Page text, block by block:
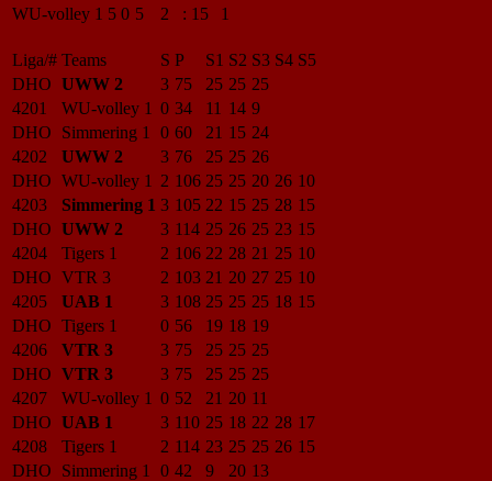
WU-volley 1 5 0 5 2 : 15 1
Liga/# Teams S P S1 S2 S3 S4 S5
DHO UWW 2 3 75 25 25 25
4201
WU-volley 1 0 34 11 14 9
DHO
Simmering 1 0 60 21 15 24
4202
UWW 2 3 76 25 25 26
DHO WU-volley 1 2 106 25 25 20 26 10
4203
Simmering 1 3 105 22 15 25 28 15
DHO UWW 2 3 114 25 26 25 23 15
4204
Tigers 1 2 106 22 28 21 25 10
DHO VTR 3 2 103 21 20 27 25 10
4205
UAB 1 3 108 25 25 25 18 15
DHO Tigers 1 0 56 19 18 19
4206
VTR 3 3 75 25 25 25
DHO VTR 3 3 75 25 25 25
4207
WU-volley 1 0 52 21 20 11
DHO UAB 1 3 110 25 18 22 28 17
4208
Tigers 1 2 114 23 25 25 26 15
DHO
Simmering 1 0 42 9 20 13